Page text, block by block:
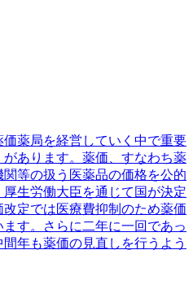
薬局を経営していく中で重要
あります。薬価、すなわち薬
等の扱う医薬品の価格を公的
生労働大臣を通じて国が決定
定では医療費抑制のため薬価
す。さらに二年に一回であっ
年も薬価の見直しを行うよう